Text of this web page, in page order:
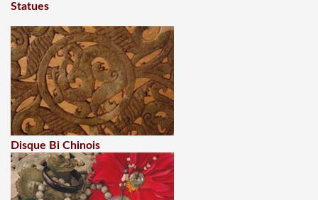
Statues
Disque Bi Chinois